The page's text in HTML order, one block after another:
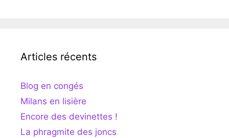
Articles récents
Blog en congés
Milans en lisière
Encore des devinettes !
La phragmite des joncs